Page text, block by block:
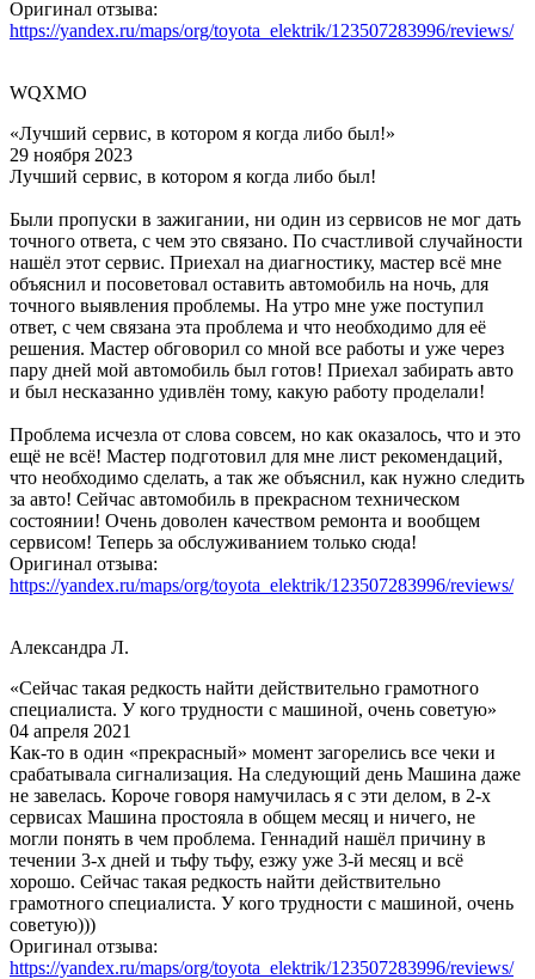
Оригинал отзыва:
https://yandex.ru/maps/org/toyota_elektrik/123507283996/reviews/
WQXMO
«Лучший сервис, в котором я когда либо был!»
29 ноября 2023
Лучший сервис, в котором я когда либо был!
Были пропуски в зажигании, ни один из сервисов не мог дать
точного ответа, с чем это связано. По счастливой случайности
нашёл этот сервис. Приехал на диагностику, мастер всё мне
объяснил и посоветовал оставить автомобиль на ночь, для
точного выявления проблемы. На утро мне уже поступил
ответ, с чем связана эта проблема и что необходимо для её
решения. Мастер обговорил со мной все работы и уже через
пару дней мой автомобиль был готов! Приехал забирать авто
и был несказанно удивлён тому, какую работу проделали!
Проблема исчезла от слова совсем, но как оказалось, что и это
ещё не всё! Мастер подготовил для мне лист рекомендаций,
что необходимо сделать, а так же объяснил, как нужно следить
за авто! Сейчас автомобиль в прекрасном техническом
состоянии! Очень доволен качеством ремонта и вообщем
сервисом! Теперь за обслуживанием только сюда!
Оригинал отзыва:
https://yandex.ru/maps/org/toyota_elektrik/123507283996/reviews/
Александра Л.
«Сейчас такая редкость найти действительно грамотного
специалиста. У кого трудности с машиной, очень советую»
04 апреля 2021
Как-то в один «прекрасный» момент загорелись все чеки и
срабатывала сигнализация. На следующий день Машина даже
не завелась. Короче говоря намучилась я с эти делом, в 2-х
сервисах Машина простояла в общем месяц и ничего, не
могли понять в чем проблема. Геннадий нашёл причину в
течении 3-х дней и тьфу тьфу, езжу уже 3-й месяц и всё
хорошо. Сейчас такая редкость найти действительно
грамотного специалиста. У кого трудности с машиной, очень
советую)))
Оригинал отзыва:
https://yandex.ru/maps/org/toyota_elektrik/123507283996/reviews/